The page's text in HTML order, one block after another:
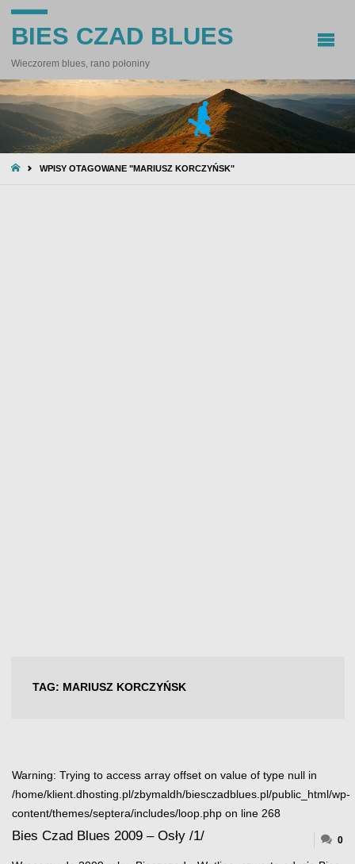
BIES CZAD BLUES
Wieczorem blues, rano połoniny
STRONA
WPISY OTAGOWANE "MARIUSZ KORCZYŃSK"
TAG: MARIUSZ KORCZYŃSK
Warning: Trying to access array offset on value of type null in
/home/klient.dhosting.pl/zbymaldh/biesczadblues.pl/public_html/wp-
content/themes/septera/includes/loop.phpon line 268
Bies Czad Blues 2009 – Osły /1/ 0